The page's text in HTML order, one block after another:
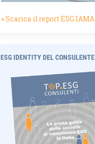
» Scarica il report ESG.IAMA
ESG IDENTITY DEL CONSULENTE